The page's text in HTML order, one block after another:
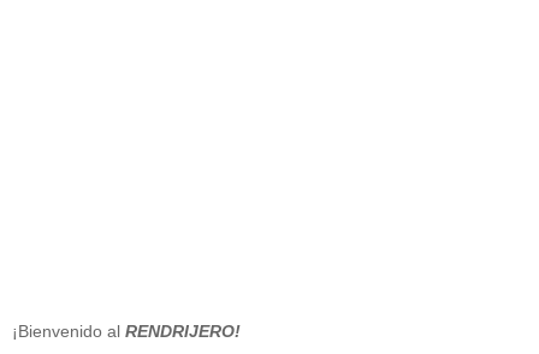
¡Bienvenido al RENDRIJERO!